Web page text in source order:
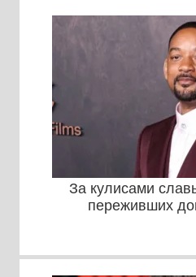
За кулисами
переживших